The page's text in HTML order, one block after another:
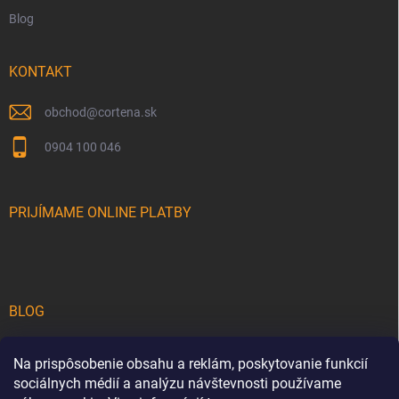
Na prispôsobenie obsahu a reklám, poskytovanie funkcií
sociálnych médií a analýzu návštevnosti používame
Blog
KONTAKT
obchod@cortena.sk
0904 100 046
PRIJÍMAME ONLINE PLATBY
BLOG
luxusný drevený nábytok
5 tipov, ako premeniť vašu záhradu na luxusnú oázu pokoja a štýlu